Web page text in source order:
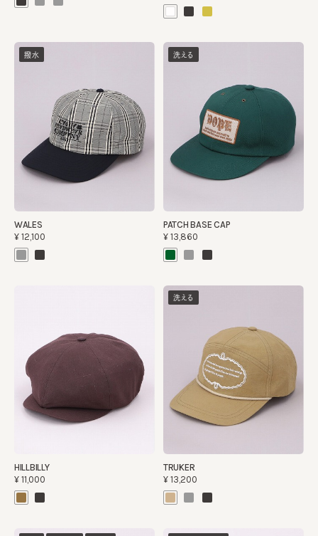
撥水
WALES
¥12,100
洗える
PATCH BASE CAP
¥13,860
HILLBILLY
¥11,000
洗える
TRUKER
¥13,200